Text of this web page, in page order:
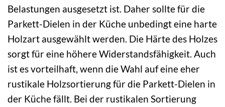
Belastungen ausgesetzt ist. Daher sollte für die
Parkett-Dielen in der Küche unbedingt eine harte
Holzart ausgewählt werden. Die Härte des Holzes
sorgt für eine höhere Widerstandsfähigkeit. Auch
ist es vorteilhaft, wenn die Wahl auf eine eher
rustikale Holzsortierung für die Parkett-Dielen in
der Küche fällt. Bei der rustikalen Sortierung